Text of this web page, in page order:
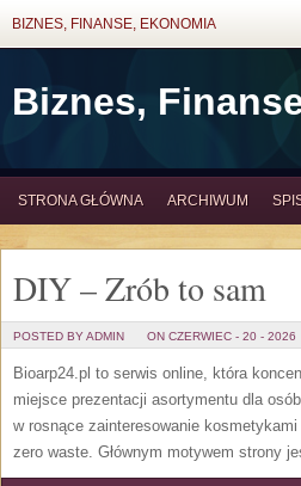
BIZNES, FINANSE, EKONOMIA
Biznes,
STRONA GŁÓWNA ARCHIWUM
DIY – Zrób to sam
POSTED BY ADMIN ON CZERWIEC - 20 - 2026
Bioarp24.pl to serwis online, która
miejsce prezentacji asortymentu dla
w rosnące zainteresowanie
zero waste. Głównym motywem strony